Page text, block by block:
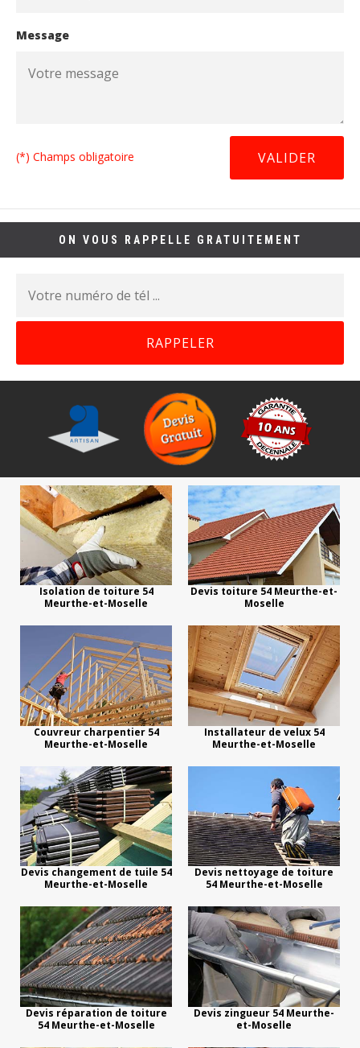
Message
(*) Champs obligatoire
ON VOUS RAPPELLE GRATUITEMENT
Isolation de toiture 54
Meurthe-et-Moselle
Devis toiture 54 Meurthe-et-
Moselle
Couvreur charpentier 54
Meurthe-et-Moselle
Installateur de velux 54
Meurthe-et-Moselle
Devis changement de tuile 54
Meurthe-et-Moselle
Devis nettoyage de toiture
54 Meurthe-et-Moselle
Devis réparation de toiture
54 Meurthe-et-Moselle
Devis zingueur 54 Meurthe-
et-Moselle